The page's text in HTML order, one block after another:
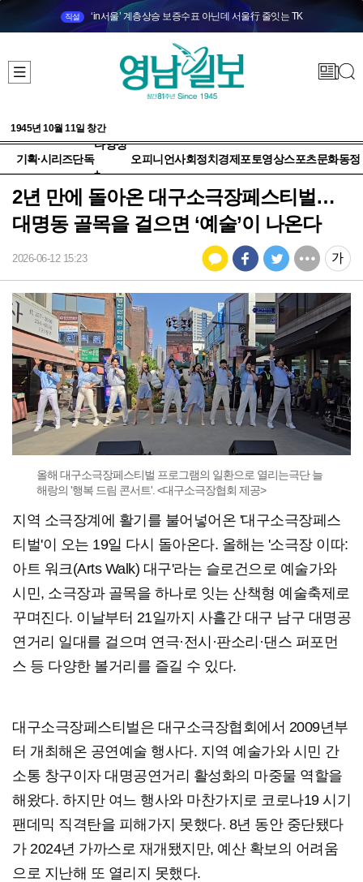
직설 ‘in서울’ 계층상승 보증수표 아닌데 서울行 줄잇는 TK
1945년 10월 11일 창간
기획·시리즈단독
다양성
+
오피니언사회정치 경제 포토영상스포츠문화동정
2년 만에 돌아온 대구소극장페스티벌…
대명동 골목을 걸으면 ‘예술’이 나온다
2026-06-12 15:23
올해 대구소극장페스티벌 프로그램의 일환으로 열리는극단 늘
해랑의 '행복 드림 콘서트'. <대구소극장협회 제공>
지역 소극장계에 활기를 불어넣어온 '대구소극장페스
티벌'이 오는 19일 다시 돌아온다. 올해는 '소극장 이따:
아트 워크(Arts Walk) 대구'라는 슬로건으로 예술가와
시민, 소극장과 골목을 하나로 잇는 산책형 예술축제로
꾸며진다. 이날부터 21일까지 사흘간 대구 남구 대명공
연거리 일대를 걸으며 연극·전시·판소리·댄스 퍼포먼
스 등 다양한 볼거리를 즐길 수 있다.
대구소극장페스티벌은 대구소극장협회에서 2009년부
터 개최해온 공연예술 행사다. 지역 예술가와 시민 간
소통 창구이자 대명공연거리 활성화의 마중물 역할을
해왔다. 하지만 여느 행사와 마찬가지로 코로나19 시기
팬데믹 직격탄을 피해가지 못했다. 8년 동안 중단됐다
가 2024년 가까스로 재개됐지만, 예산 확보의 어려움
으로 지난해 또 열리지 못했다.